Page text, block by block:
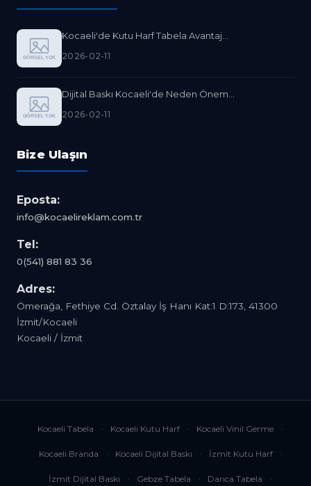
Kocaeli'de Kutu Harf Tabela Avantaj...
2026-02-11
Dijital Baskı Kocaeli'de Neden Önem...
2026-02-11
Bize Ulaşın
Eposta:
info@kocaelireklam.com.tr
Tel:
0(541) 881 83 36
Adres:
Ömerağa, Fethiye Cd. Öztalay İş Hanı Kat:1 D:173, 41300
İzmit/Kocaeli
Kocaeli / İzmit
Kocaeli Tabela Kocaeli Kutu Harf Kocaeli Vinil Germe
Kocaeli Branda Kocaeli Dijital Baskı İzmit Kutu Harf
İzmit Dijital Baskı Gebze Tabela Darıca Tabela